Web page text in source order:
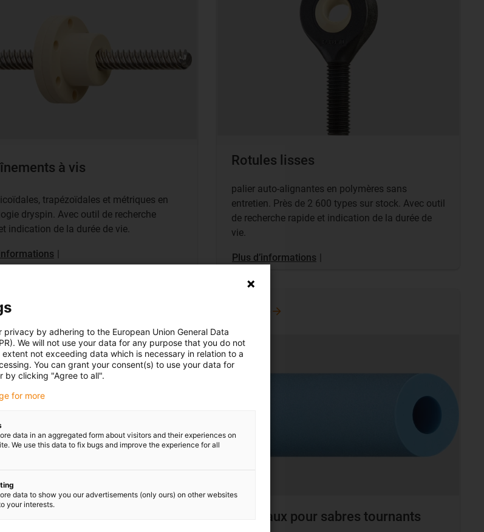
à vis
trapézoïdales et métriques en
dryspin. Avec outil de recherche
indication de la durée de vie.
|
Rotules lisses
palier auto-alignantes en polymères sans
entretien. Près de 2 600 types sur stock. Avec outil
de recherche rapide et indication de la durée de
vie.
Plus d’informations |
Rouleaux pour sabres tournants
by adhering to the European Union General Data
We will not use your data for any purpose that you do not
not exceeding data which is necessary in relation to a
You can grant your consent(s) to use your data for
by clicking "Agree to all".
for more
data in an aggregated form about visitors and their experiences on
We use this data to fix bugs and improve the experience for all
data to show you our advertisements (only ours) on other websites
your interests.